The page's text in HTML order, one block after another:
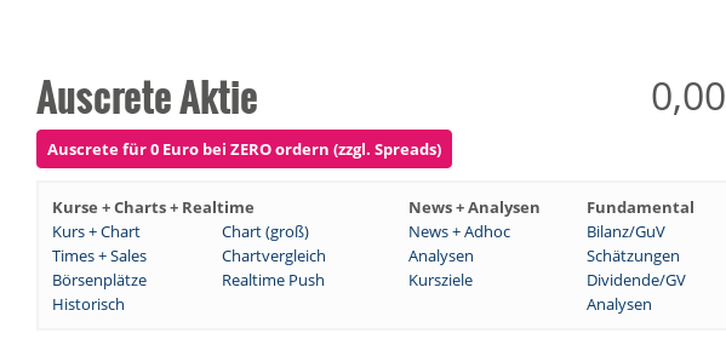
Auscrete Aktie 0,00
Auscrete für 0 Euro bei ZERO ordern (zzgl. Spreads)
Kurse + Charts + Realtime News + Analysen Fundamental
Kurs + Chart
Chart (groß) News + Adhoc Bilanz/GuV
Times + Sales
Chartvergleich Analysen Schätzungen
Börsenplätze
Realtime Push Kursziele Dividende/GV
Historisch
Analysen